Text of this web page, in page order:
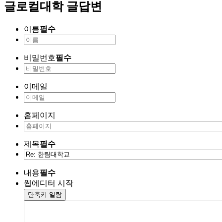
글로컬대학 글답변
이름필수
비밀번호필수
이메일
홈페이지
제목필수
내용필수
웹에디터 시작
단축키 일람